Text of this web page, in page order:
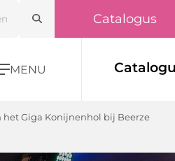
Catalogus
MENU
het Giga Konijnenhol bij Beerze